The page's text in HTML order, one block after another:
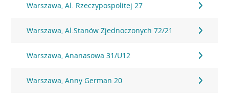
Warszawa, Al. Rzeczypospolitej 27
Warszawa, Al.Stanów Zjednoczonych 72/21
Warszawa, Ananasowa 31/U12
Warszawa, Anny German 20